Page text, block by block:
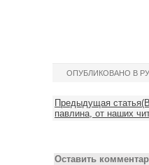
ОПУБЛИКОВАНО В
Предыдущая
павлина, от наших
Оставить